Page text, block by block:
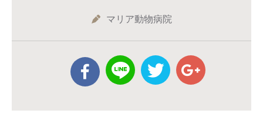
マリア動物病院